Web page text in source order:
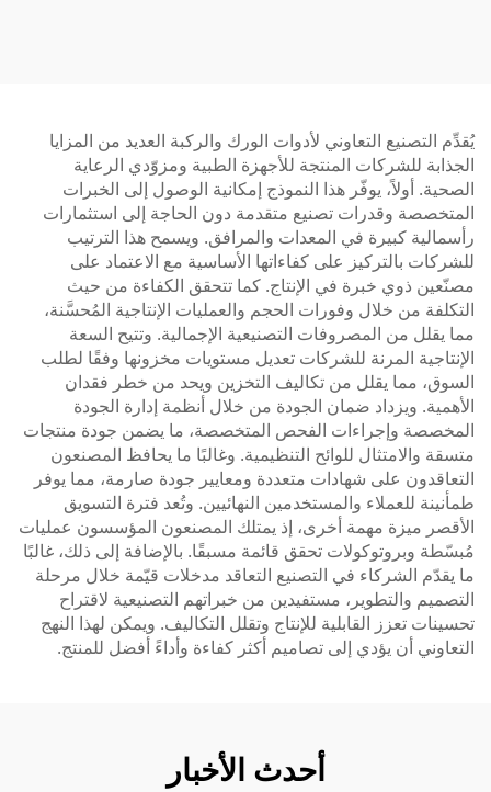
يُقدِّم التصنيع التعاوني لأدوات الورك والركبة العديد من المزايا
الجذابة للشركات المنتجة للأجهزة الطبية ومزوّدي الرعاية
الصحية. أولاً، يوفّر هذا النموذج إمكانية الوصول إلى الخبرات
المتخصصة وقدرات تصنيع متقدمة دون الحاجة إلى استثمارات
رأسمالية كبيرة في المعدات والمرافق. ويسمح هذا الترتيب
للشركات بالتركيز على كفاءاتها الأساسية مع الاعتماد على
مصنّعين ذوي خبرة في الإنتاج. كما تتحقق الكفاءة من حيث
التكلفة من خلال وفورات الحجم والعمليات الإنتاجية المُحسَّنة،
مما يقلل من المصروفات التصنيعية الإجمالية. وتتيح السعة
الإنتاجية المرنة للشركات تعديل مستويات مخزونها وفقًا لطلب
السوق، مما يقلل من تكاليف التخزين ويحد من خطر فقدان
الأهمية. ويزداد ضمان الجودة من خلال أنظمة إدارة الجودة
المخصصة وإجراءات الفحص المتخصصة، ما يضمن جودة منتجات
متسقة والامتثال للوائح التنظيمية. وغالبًا ما يحافظ المصنعون
التعاقدون على شهادات متعددة ومعايير جودة صارمة، مما يوفر
طمأنينة للعملاء والمستخدمين النهائيين. وتُعد فترة التسويق
الأقصر ميزة مهمة أخرى، إذ يمتلك المصنعون المؤسسون عمليات
مُبسّطة وبروتوكولات تحقق قائمة مسبقًا. بالإضافة إلى ذلك، غالبًا
ما يقدّم الشركاء في التصنيع التعاقد مدخلات قيّمة خلال مرحلة
التصميم والتطوير، مستفيدين من خبراتهم التصنيعية لاقتراح
تحسينات تعزز القابلية للإنتاج وتقلل التكاليف. ويمكن لهذا النهج
التعاوني أن يؤدي إلى تصاميم أكثر كفاءة وأداءً أفضل للمنتج.
أحدث الأخبار